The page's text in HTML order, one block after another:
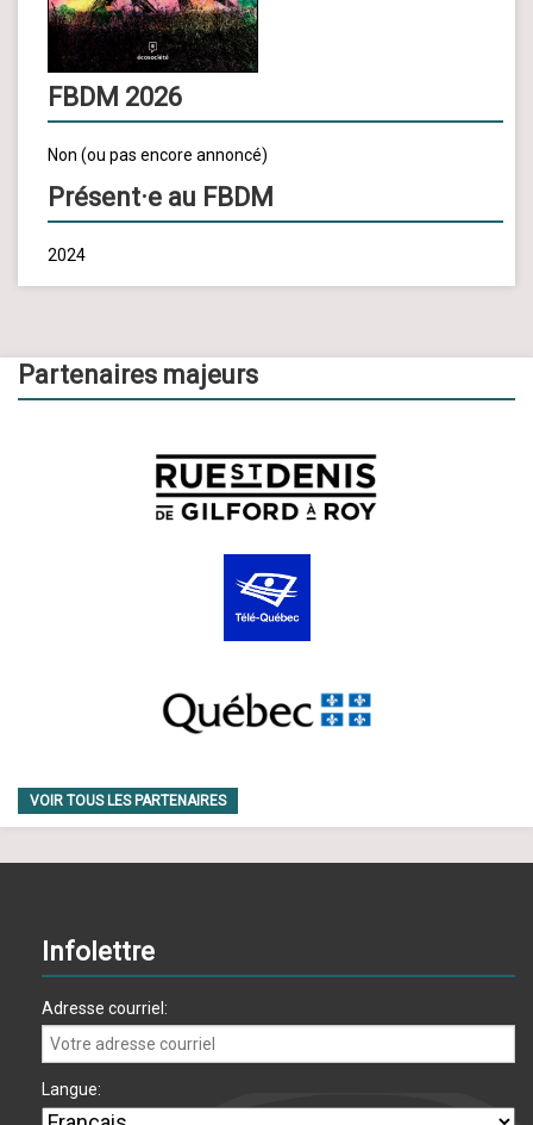
FBDM 2026
Non (ou pas encore annoncé)
Présent·e au FBDM
2024
Partenaires majeurs
VOIR TOUS LES PARTENAIRES
Infolettre
Adresse courriel:
Langue: